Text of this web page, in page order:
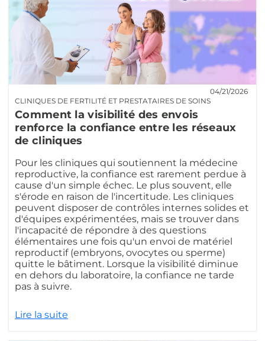
CLINIQUES DE FERTILITÉ ET PRESTATAIRES DE SOINS
04/21/2026
Comment la visibilité des envois
renforce la confiance entre les réseaux
de cliniques
Pour les cliniques qui soutiennent la médecine
reproductive, la confiance est rarement perdue à
cause d'un simple échec. Le plus souvent, elle
s'érode en raison de l'incertitude. Les cliniques
peuvent disposer de contrôles internes solides et
d'équipes expérimentées, mais se trouver dans
l'incapacité de répondre à des questions
élémentaires une fois qu'un envoi de matériel
reproductif (embryons, ovocytes ou sperme)
quitte le bâtiment. Lorsque la visibilité diminue
en dehors du laboratoire, la confiance ne tarde
pas à suivre.
Lire la suite